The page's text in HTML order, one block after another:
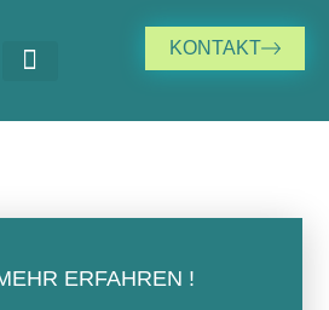
KONTAKT
ERFAHREN !